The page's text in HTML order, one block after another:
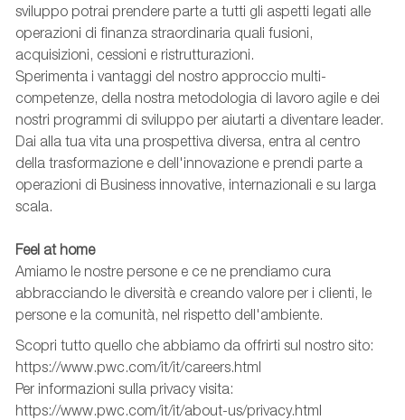
sviluppo potrai prendere parte a tutti gli aspetti legati alle
operazioni di finanza straordinaria quali fusioni,
acquisizioni, cessioni e ristrutturazioni.
Sperimenta i vantaggi del nostro approccio multi-
competenze, della nostra metodologia di lavoro agile e dei
nostri programmi di sviluppo per aiutarti a diventare leader.
Dai alla tua vita una prospettiva diversa, entra al centro
della trasformazione e dell'innovazione e prendi parte a
operazioni di Business innovative, internazionali e su larga
scala.
Feel at home
Amiamo le nostre persone e ce ne prendiamo cura
abbracciando le diversità e creando valore per i clienti, le
persone e la comunità, nel rispetto dell'ambiente.
Scopri tutto quello che abbiamo da offrirti sul nostro sito:
https://www.pwc.com/it/it/careers.html
Per informazioni sulla privacy visita:
https://www.pwc.com/it/it/about-us/privacy.html